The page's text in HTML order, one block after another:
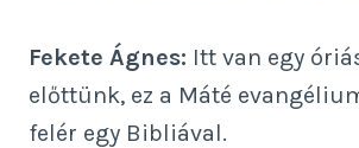
Fekete Ágnes: Itt van egy
előttünk, ez a Máté
felér egy Bibliával.